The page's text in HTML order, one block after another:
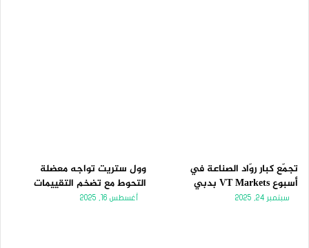
تجمّع كبار روّاد الصناعة في
أسبوع VT Markets بدبي
سبتمبر 24, 2025
وول ستريت تواجه معضلة
التحوط مع تضخم التقييمات
أغسطس 16, 2025